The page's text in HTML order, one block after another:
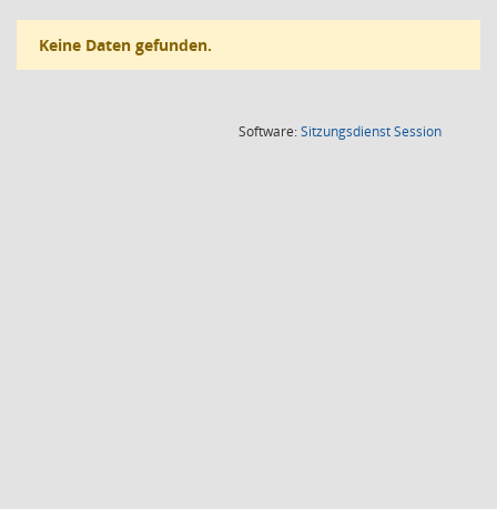
Keine Daten gefunden.
Software:SitzungsdienstSession(Wird in